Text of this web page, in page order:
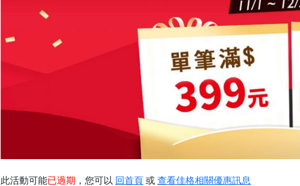
此活動可能已過期 ，您可以 回首頁 或 查看佳格相關優惠訊息